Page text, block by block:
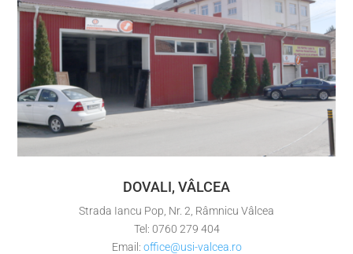
DOVALI, VÂLCEA
Strada Iancu Pop, Nr. 2, Râmnicu Vâlcea
Tel: 0760 279 404
Email: office@usi-valcea.ro